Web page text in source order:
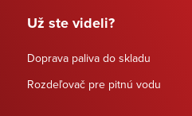
Už ste videli?
Doprava paliva do skladu
Rozdeľovač pre pitnú vodu